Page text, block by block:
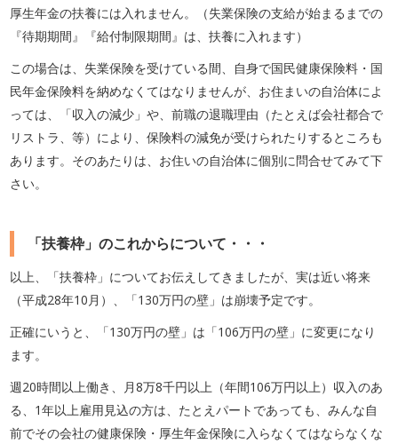
厚生年金の扶養には入れません。（失業保険の支給が始まるまでの
『待期期間』『給付制限期間』は、扶養に入れます）
この場合は、失業保険を受けている間、自身で国民健康保険料・国
民年金保険料を納めなくてはなりませんが、お住まいの自治体によ
っては、「収入の減少」や、前職の退職理由（たとえば会社都合で
リストラ、等）により、保険料の減免が受けられたりするところも
あります。そのあたりは、お住いの自治体に個別に問合せてみて下
さい。
「扶養枠」のこれからについて・・・
以上、「扶養枠」についてお伝えしてきましたが、実は近い将来
（平成28年10月）、「130万円の壁」は崩壊予定です。
正確にいうと、「130万円の壁」は「106万円の壁」に変更になり
ます。
週20時間以上働き、月8万8千円以上（年間106万円以上）収入のあ
る、1年以上雇用見込の方は、たとえパートであっても、みんな自
前でその会社の健康保険・厚生年金保険に入らなくてはならなくな